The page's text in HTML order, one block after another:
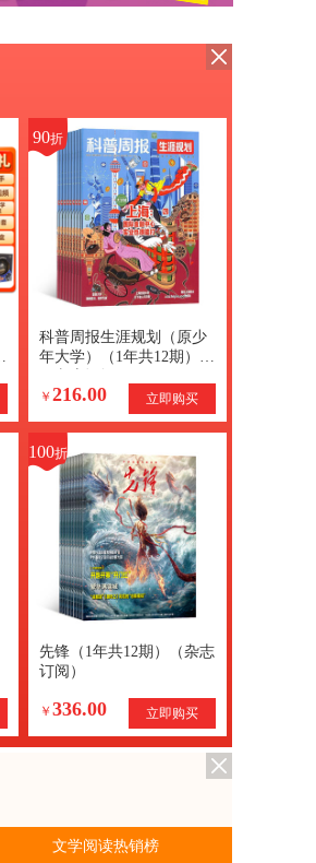
90折
科普周报生涯规划（原少
年大学）（1年共12期）
￥ 216.00 立即购买
100折
先锋（1年共12期）（杂志
订阅）
￥ 336.00 立即购买
文学阅读热销榜